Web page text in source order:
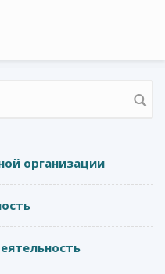
организации